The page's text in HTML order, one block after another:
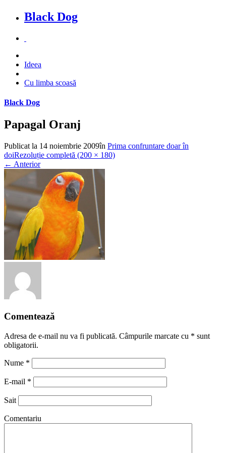
Black Dog
Ideea
Cu limba scoasă
Black Dog
Papagal Oranj
Publicat la 14 noiembrie 2009în Prima confruntare doar în
doiRezoluție completă (200 × 180)
← Anterior
Comentează
Adresa de e-mail nu va fi publicată. Câmpurile marcate cu * sunt
obligatorii.
Nume *
E-mail *
Sait
Comentariu